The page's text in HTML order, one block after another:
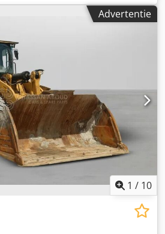
Advertentie
1 / 10